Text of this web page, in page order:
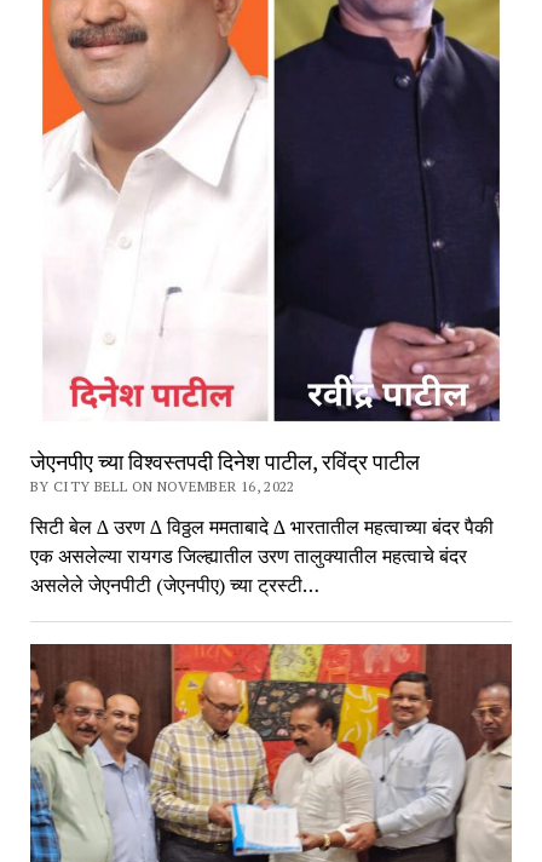
जेएनपीए च्या विश्वस्तपदी दिनेश पाटील, रविंद्र पाटील
BY CITY BELL ON NOVEMBER 16, 2022
सिटी बेल ∆ उरण ∆ विठ्ठल ममताबादे ∆ भारतातील महत्वाच्या बंदर पैकी
एक असलेल्या रायगड जिल्ह्यातील उरण तालुक्यातील महत्वाचे बंदर
असलेले जेएनपीटी (जेएनपीए) च्या ट्रस्टी…